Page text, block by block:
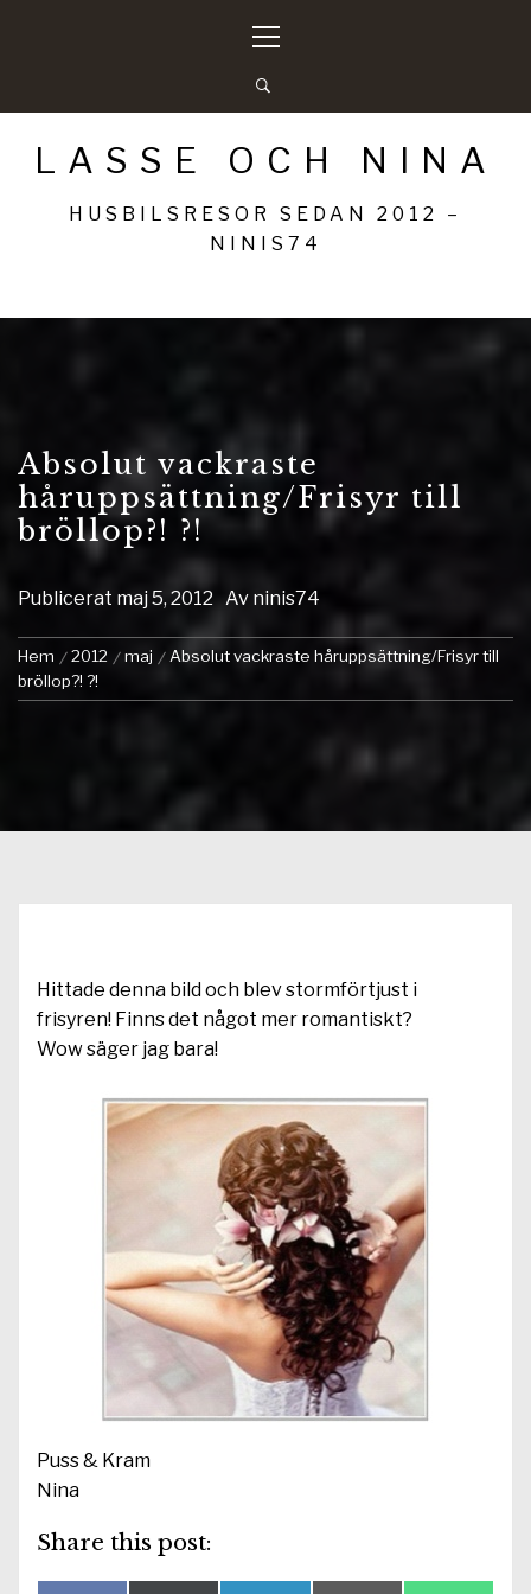
meny
LASSE OCH NINA
HUSBILSRESOR SEDAN 2012 –
NINIS74
Absolut vackraste
håruppsättning/Frisyr till
bröllop?! ?!
Publicerat maj 5, 2012 Av ninis74
Hem 2012 maj
Absolut vackraste håruppsättning/Frisyr till
bröllop?! ?!
Hittade denna bild och blev stormförtjust i
frisyren! Finns det något mer romantiskt?
Wow säger jag bara!
Puss & Kram
Nina
Share this post: